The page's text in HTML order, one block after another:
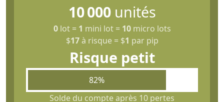
10 000unités
0lot = 1 mini lot = 10micro lots
$17à risque = $1 par pip
Risque petit
82%
Solde du compte après 10 pertes